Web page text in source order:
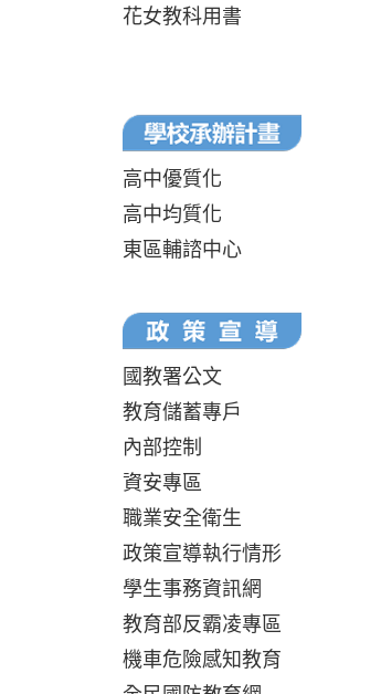
花女教科用書
高中優質化
高中均質化
東區輔諮中心
國教署公文
教育儲蓄專戶
內部控制
資安專區
職業安全衛生
政策宣導執行情形
學生事務資訊網
教育部反霸凌專區
機車危險感知教育